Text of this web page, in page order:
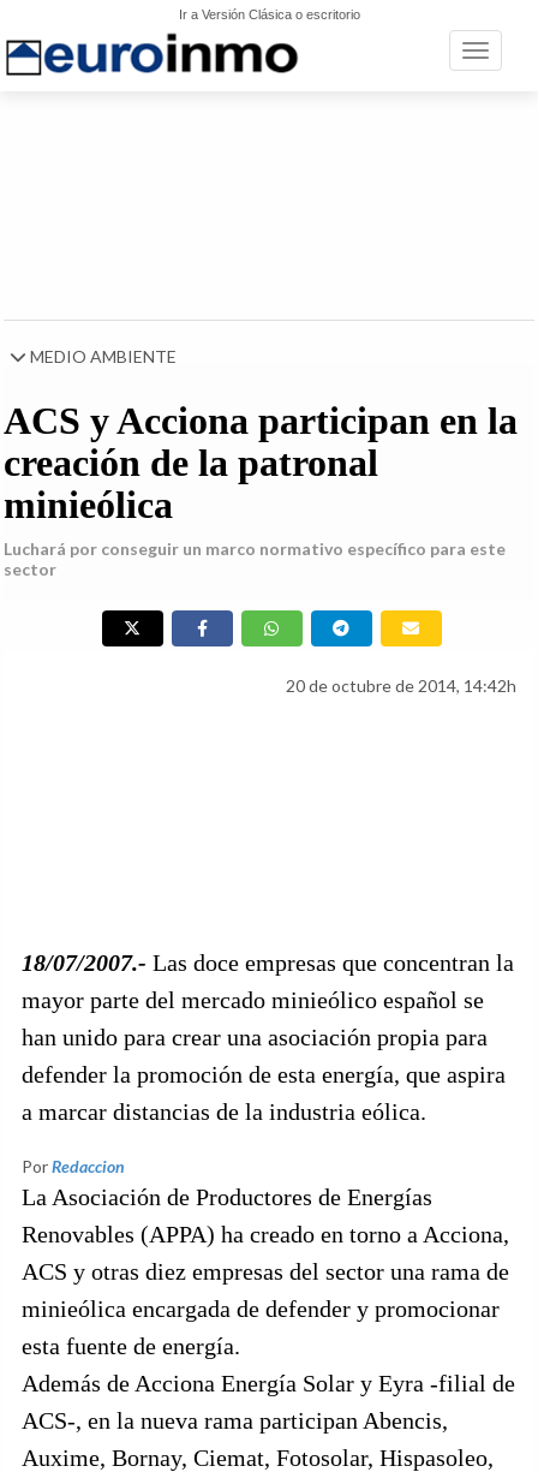
Ir a Versión Clásica o escritorio
Toggle
MEDIO AMBIENTE
ACS y Acciona participan en la
creación de la patronal
minieólica
Luchará por conseguir un marco normativo específico para este
sector
20 de octubre de 2014, 14:42h
18/07/2007.- Las doce empresas que concentran la
mayor parte del mercado minieólico español se
han unido para crear una asociación propia para
defender la promoción de esta energía, que aspira
a marcar distancias de la industria eólica.
PorRedaccion
La Asociación de Productores de Energías
Renovables (APPA) ha creado en torno a Acciona,
ACS y otras diez empresas del sector una rama de
minieólica encargada de defender y promocionar
esta fuente de energía.
Además de Acciona Energía Solar y Eyra -filial de
ACS-, en la nueva rama participan Abencis,
Auxime, Bornay, Ciemat, Fotosolar, Hispasoleo,